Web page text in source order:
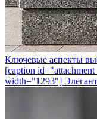
Ключевые аспекты
[caption
width="1293"]